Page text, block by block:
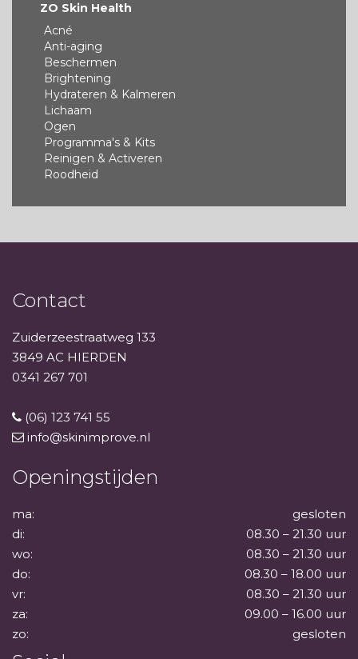
ZO Skin Health
Acné
Anti-aging
Beschermen
Brightening
Hydrateren & Kalmeren
Lichaam
Ogen
Programma's & Kits
Reinigen & Activeren
Roodheid
Contact
Zuiderzeestraatweg 133
3849 AC HIERDEN
0341 267 701
(06) 123 741 55
info@skinimprove.nl
Openingstijden
ma:
gesloten
di:
08.30 – 21.30 uur
wo:
08.30 – 21.30 uur
do:
08.30 – 18.00 uur
vr:
08.30 – 21.30 uur
za:
09.00 – 16.00 uur
zo:
gesloten